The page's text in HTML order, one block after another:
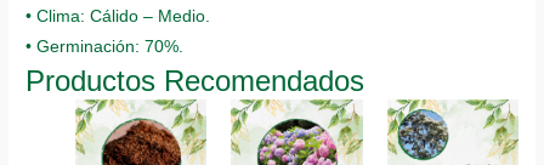
• Clima: Cálido – Medio.
• Germinación: 70%.
Productos Recomendados